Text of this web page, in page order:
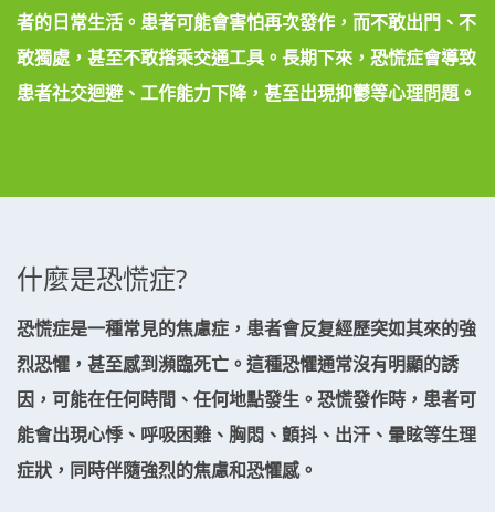
者的日常生活。患者可能會害怕再次發作，而不敢出門、不
敢獨處，甚至不敢搭乘交通工具。長期下來，恐慌症會導致
患者社交迴避、工作能力下降，甚至出現抑鬱等心理問題。
什麼是恐慌症?
恐慌症是一種常見的焦慮症，患者會反复經歷突如其來的強
烈恐懼，甚至感到瀕臨死亡。這種恐懼通常沒有明顯的誘
因，可能在任何時間、任何地點發生。恐慌發作時，患者可
能會出現心悸、呼吸困難、胸悶、顫抖、出汗、暈眩等生理
症狀，同時伴隨強烈的焦慮和恐懼感。